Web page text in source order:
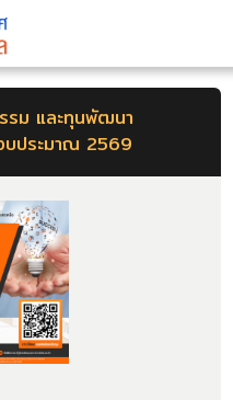
รม และทุนพัฒนา
บประมาณ 2569